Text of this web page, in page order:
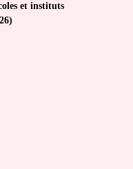
et instituts